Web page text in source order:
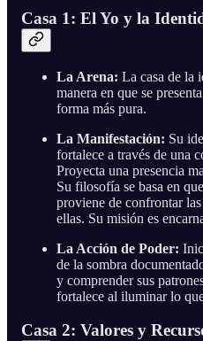
Casa 1: El Yo y la
La Arena: La casa de la
manera en que se
forma más pura.
La Manifestación: Su
fortalece a través de una
Proyecta una presencia
Su filosofía se basa en
proviene de confrontar
ellas. Su misión es
La Acción de Poder:
de la sombra
y comprender sus
fortalece al iluminar lo
Casa 2: Valores y